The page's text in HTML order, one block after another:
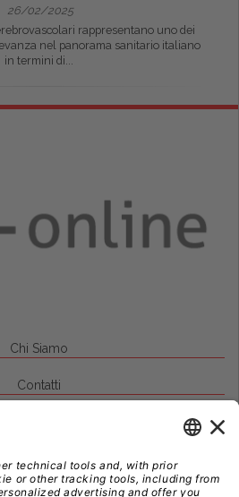
26/02/2025
rappresentano uno dei
nel panorama sanitario italiano
in termini di...
Chi Siamo
Contatti
Note Legali